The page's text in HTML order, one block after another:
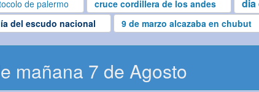
de palermo cruce cordillera de los andes dia
del escudo nacional 9 de marzo alcazaba en chubut
mañana 7 de Agosto